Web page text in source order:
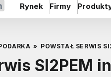
Rynek Firmy
» POWSTAŁ SERWIS
SI2PEM